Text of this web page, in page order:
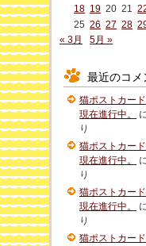
18 19 20 21
25 26 27 28
« 3月
5月 »
最近のコメ
猫ポストカード
現在進行中。
り
猫ポストカード
現在進行中。
り
猫ポストカード
現在進行中。
り
猫ポストカード